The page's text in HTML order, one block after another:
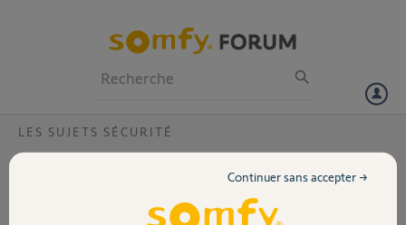
Volet
LES SUJETS SÉCURITÉ
Caméra outdoor ne s'allume plus
Bonjour, ma caméra extérieur est devenue indisponible d'un coup,
aucune LED ne s'allume alors que l'alimentation est ok sur les
Continuer sans accepter →